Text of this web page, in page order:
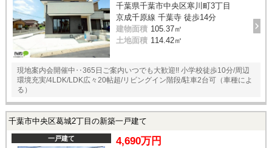
千葉県千葉市中央区寒川町3丁目
京成千原線 千葉寺 徒歩14分
建物面積 105.37㎡
土地面積 114.42㎡
現地案内会開催中‥365日ご案内いつでも大歓迎!! 小学校徒歩10分/周辺
環境充実/4LDK/LDK広々20帖超/リビングイン階段/駐車2台可（車種によ
る）
千葉市中央区葛城2丁目の新築一戸建て
一戸建て 4,690万円